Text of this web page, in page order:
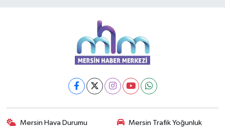
Mersin Hava Durumu
Mersin Trafik Yoğunluk